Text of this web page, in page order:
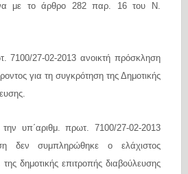
με το άρθρο 282 παρ. 16 του Ν.
7100/27-02-2013 ανοικτή πρόσκληση
για τη συγκρότηση της Δημοτικής
υπ΄αριθμ. πρωτ. 7100/27-02-2013
δεν συμπληρώθηκε ο ελάχιστος
δημοτικής επιτροπής διαβούλευσης